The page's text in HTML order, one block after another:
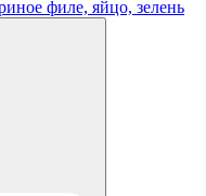
филе, яйцо, зелень